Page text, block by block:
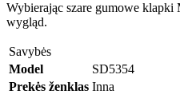
Wybierając szare gumowe klapki
wygląd.
Savybės
Model
SD5354
Prekės ženklas Inna